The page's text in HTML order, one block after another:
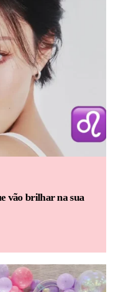
vão brilhar na sua